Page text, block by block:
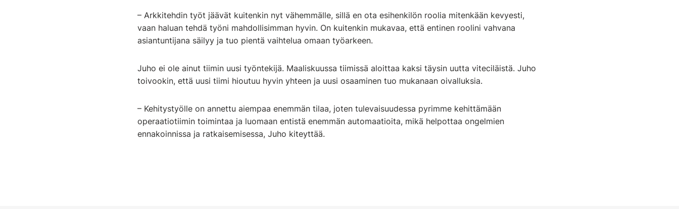
– Arkkitehdin työt jäävät kuitenkin nyt vähemmälle, sillä en ota esihenkilön roolia mitenkään kevyesti,
vaan haluan tehdä työni mahdollisimman hyvin. On kuitenkin mukavaa, että entinen roolini vahvana
asiantuntijana säilyy ja tuo pientä vaihtelua omaan työarkeen.
Juho ei ole ainut tiimin uusi työntekijä. Maaliskuussa tiimissä aloittaa kaksi täysin uutta viteciläistä. Juho
toivookin, että uusi tiimi hioutuu hyvin yhteen ja uusi osaaminen tuo mukanaan oivalluksia.
– Kehitystyölle on annettu aiempaa enemmän tilaa, joten tulevaisuudessa pyrimme kehittämään
operaatiotiimin toimintaa ja luomaan entistä enemmän automaatioita, mikä helpottaa ongelmien
ennakoinnissa ja ratkaisemisessa, Juho kiteyttää.